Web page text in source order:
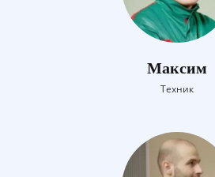
Максим
Техник